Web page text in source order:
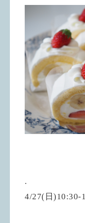
.
4/27(日)10:30-